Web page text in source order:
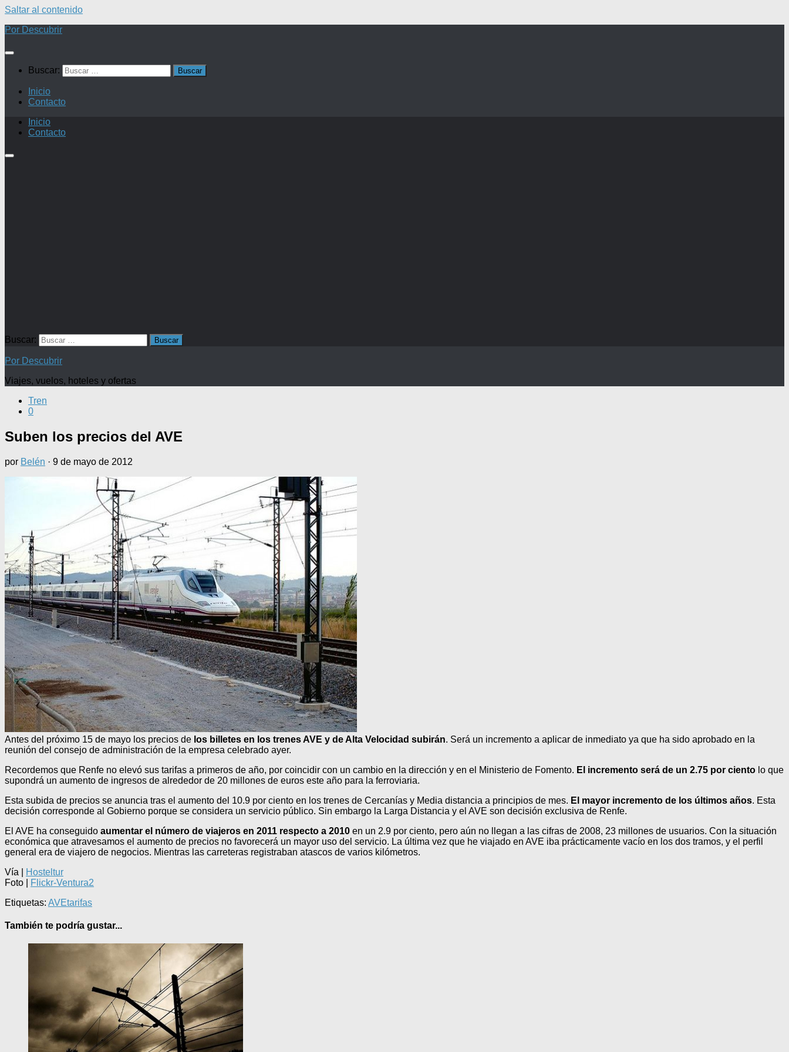
Saltar al contenido
Por Descubrir
Buscar:
Inicio
Contacto
Inicio
Contacto
Buscar:
Por Descubrir
Viajes, vuelos, hoteles y ofertas
Tren
0
Suben los precios del AVE
por Belén · 9 de mayo de 2012
Antes del próximo 15 de mayo los precios de los billetes en los trenes AVE y de Alta Velocidad subirán. Será un incremento a aplicar de inmediato ya que ha sido aprobado en la
reunión del consejo de administración de la empresa celebrado ayer.
Recordemos que Renfe no elevó sus tarifas a primeros de año, por coincidir con un cambio en la dirección y en el Ministerio de Fomento. El incremento será de un 2.75 por ciento lo que
supondrá un aumento de ingresos de alrededor de 20 millones de euros este año para la ferroviaria.
Esta subida de precios se anuncia tras el aumento del 10.9 por ciento en los trenes de Cercanías y Media distancia a principios de mes. El mayor incremento de los últimos años. Esta
decisión corresponde al Gobierno porque se considera un servicio público. Sin embargo la Larga Distancia y el AVE son decisión exclusiva de Renfe.
El AVE ha conseguido aumentar el número de viajeros en 2011 respecto a 2010 en un 2.9 por ciento, pero aún no llegan a las cifras de 2008, 23 millones de usuarios. Con la situación
económica que atravesamos el aumento de precios no favorecerá un mayor uso del servicio. La última vez que he viajado en AVE iba prácticamente vacío en los dos tramos, y el perfil
general era de viajero de negocios. Mientras las carreteras registraban atascos de varios kilómetros.
Vía |
Hosteltur
Foto |
Flickr-Ventura2
Etiquetas: AVEtarifas
También te podría gustar...